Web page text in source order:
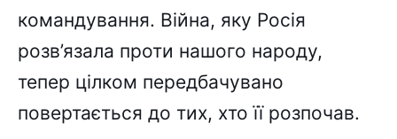
командування. Війна, яку Росія
розв’язала проти нашого народу,
тепер цілком передбачувано
повертається до тих, хто її розпочав.